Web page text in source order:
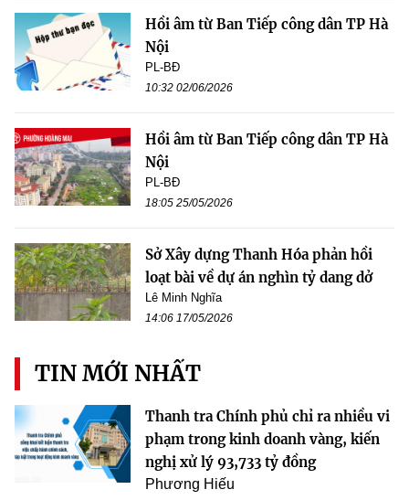
Hồi âm từ Ban Tiếp công dân TP Hà
Nội
PL-BĐ
10:32 02/06/2026
Hồi âm từ Ban Tiếp công dân TP Hà
Nội
PL-BĐ
18:05 25/05/2026
Sở Xây dựng Thanh Hóa phản hồi
loạt bài về dự án nghìn tỷ dang dở
Lê Minh Nghĩa
14:06 17/05/2026
TIN MỚI NHẤT
Thanh tra Chính phủ chỉ ra nhiều vi
phạm trong kinh doanh vàng, kiến
nghị xử lý 93,733 tỷ đồng
Phương Hiếu